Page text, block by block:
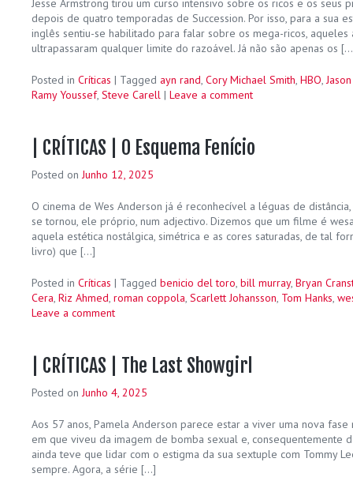
Jesse Armstrong tirou um curso intensivo sobre os ricos e os seus
depois de quatro temporadas de Succession. Por isso, para a sua
inglês sentiu-se habilitado para falar sobre os mega-ricos,
ultrapassaram qualquer limite do razoável. Já não são apenas os
Posted in Críticas | Tagged ayn rand, Cory Michael Smith, HBO,
Ramy Youssef, Steve Carell | Leave a comment
| CRÍTICAS | O Esquema Fenício
Posted onJunho 12, 2025
O cinema de Wes Anderson já é reconhecível a léguas de
se tornou, ele próprio, num adjectivo. Dizemos que um filme é
aquela estética nostálgica, simétrica e as cores saturadas, de tal
livro) que […]
Posted in Críticas | Tagged benicio del toro, bill murray, Bryan
Cera, Riz Ahmed, roman coppola, Scarlett Johansson, Tom Hanks,
Leave a comment
| CRÍTICAS | The Last Showgirl
Posted onJunho 4, 2025
Aos 57 anos, Pamela Anderson parece estar a viver uma nova
em que viveu da imagem de bomba sexual e, consequentemente
ainda teve que lidar com o estigma da sua sextuple com Tommy
sempre. Agora, a série […]